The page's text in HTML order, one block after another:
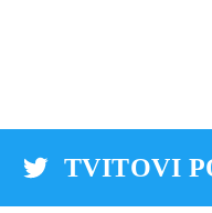
TVITOVI